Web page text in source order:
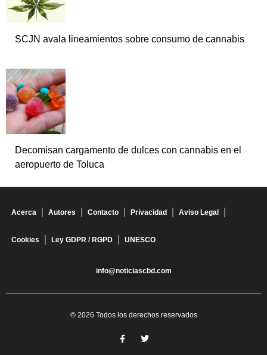
SCJN avala lineamientos sobre consumo de cannabis
Decomisan cargamento de dulces con cannabis en el
aeropuerto de Toluca
Acerca Autores Contacto Privacidad Aviso Legal
Cookies Ley GDPR / RGPD UNESCO
info@noticiascbd.com
© 2026 Todos los derechos reservados